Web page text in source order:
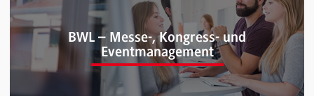
BWL – Medien- und
Kommunikationswirtschaft (B.A.)
BWL – Messe-, Kongress- und
Eventmanagement